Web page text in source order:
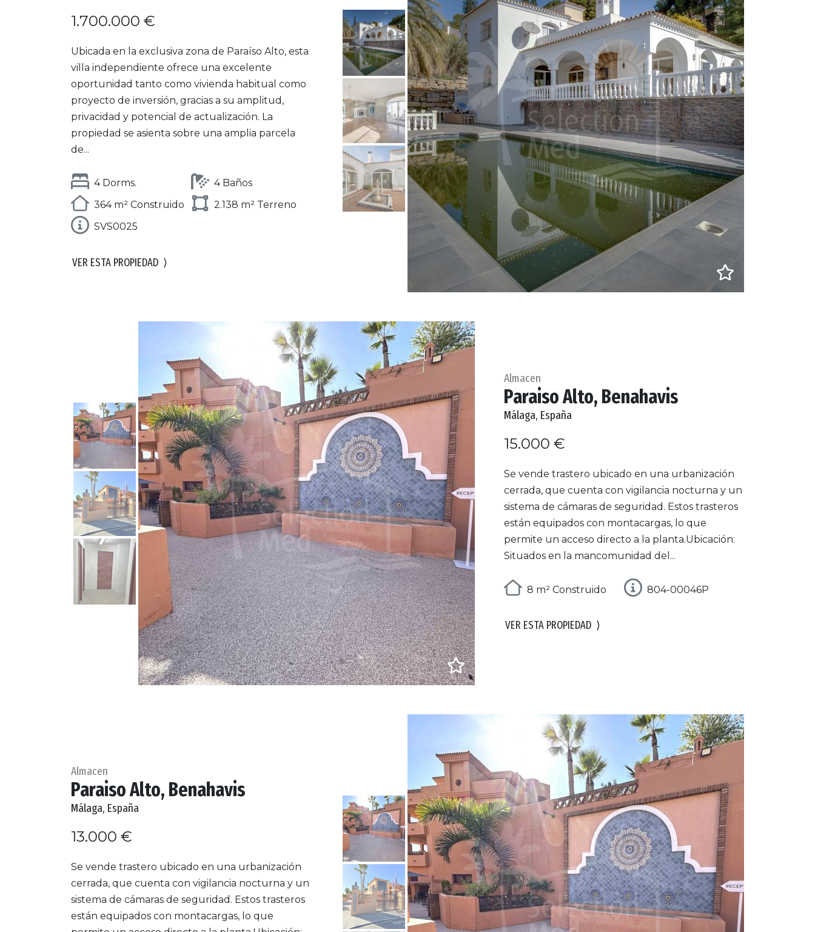
1.700.000 €
Ubicada en la exclusiva zona de Paraíso Alto, esta
villa independiente ofrece una excelente
oportunidad tanto como vivienda habitual como
proyecto de inversión, gracias a su amplitud,
privacidad y potencial de actualización. La
propiedad se asienta sobre una amplia parcela
de...
4 Dorms.
4 Baños
364 m² Construido
2.138 m² Terreno
SVS0025
VER ESTA PROPIEDAD ⟩
Almacen
Paraiso Alto, Benahavis
Málaga, España
15.000 €
Se vende trastero ubicado en una urbanización
cerrada, que cuenta con vigilancia nocturna y un
sistema de cámaras de seguridad. Estos trasteros
están equipados con montacargas, lo que
permite un acceso directo a la planta.Ubicación:
Situados en la mancomunidad del...
8 m² Construido 804-00046P
VER ESTA PROPIEDAD ⟩
Almacen
Paraiso Alto, Benahavis
Málaga, España
13.000 €
Se vende trastero ubicado en una urbanización
cerrada, que cuenta con vigilancia nocturna y un
sistema de cámaras de seguridad. Estos trasteros
están equipados con montacargas, lo que